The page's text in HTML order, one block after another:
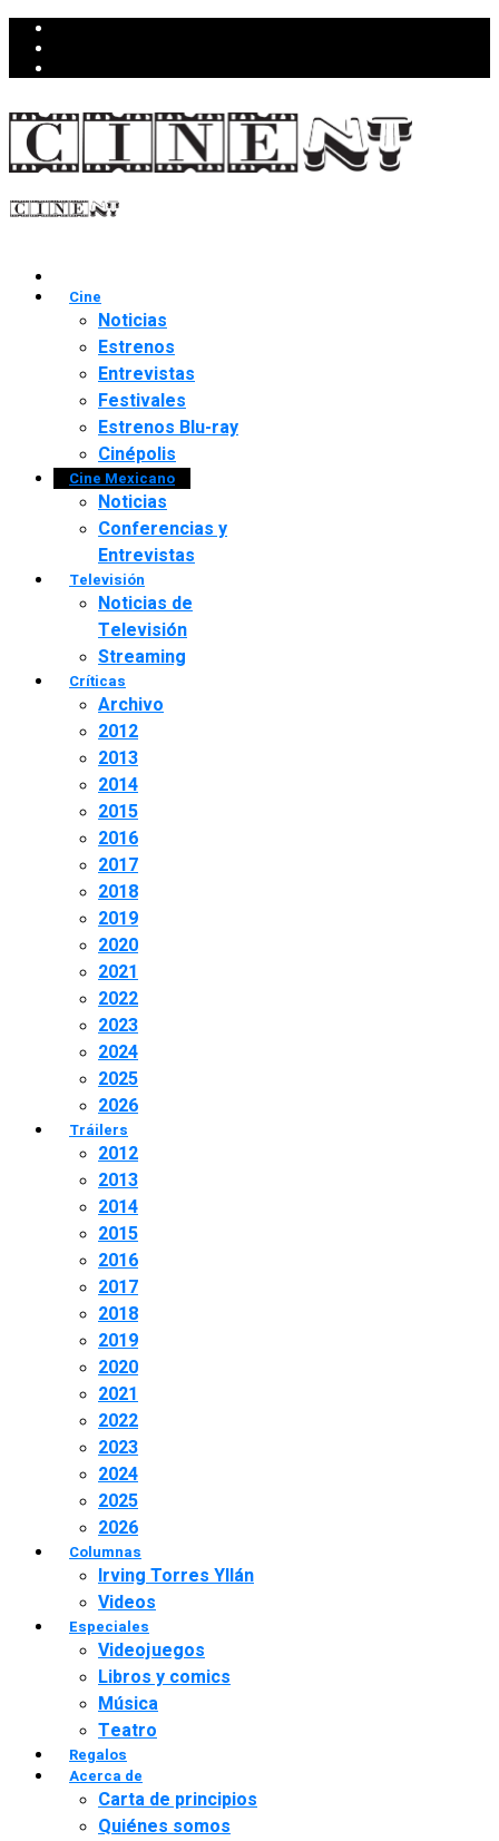
Cine
Noticias
Estrenos
Entrevistas
Festivales
Estrenos Blu-ray
Cinépolis
Cine Mexicano
Noticias
Conferencias y
Entrevistas
Televisión
Noticias de
Televisión
Streaming
Críticas
Archivo
2012
2013
2014
2015
2016
2017
2018
2019
2020
2021
2022
2023
2024
2025
2026
Tráilers
2012
2013
2014
2015
2016
2017
2018
2019
2020
2021
2022
2023
2024
2025
2026
Columnas
Irving Torres Yllán
Videos
Especiales
Videojuegos
Libros y comics
Música
Teatro
Regalos
Acerca de
Carta de principios
Quiénes somos